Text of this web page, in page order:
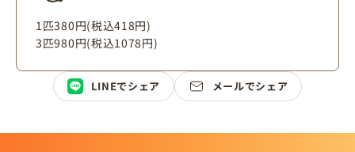
1匹380円(税込418円)
3匹980円(税込1078円)
LINEでシェア メールでシェア